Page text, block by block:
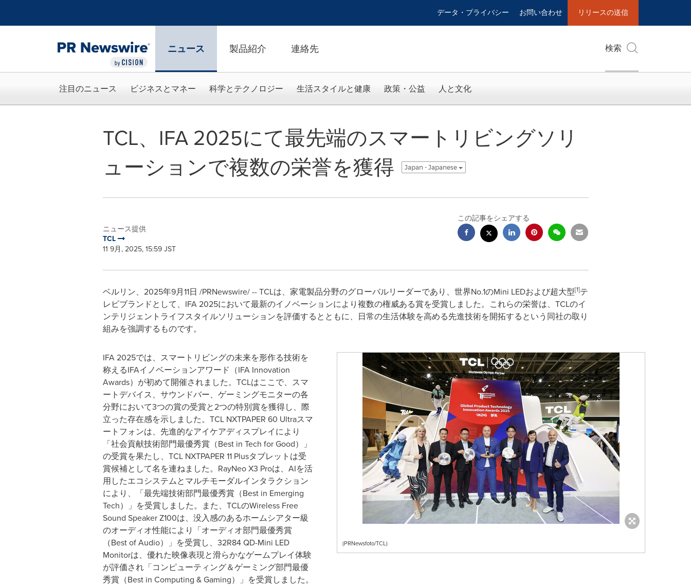
データ・プライバシー お問い合わせ リリースの送信
ニュース 製品紹介 連絡先 検索
注目のニュース ビジネスとマネー 科学とテクノロジー 生活スタイルと健康 政策・公益 人と文化
TCL、IFA 2025にて最先端のスマートリビングソリ
ューションで複数の栄誉を獲得
Japan - Japanese
ニュース提供
TCL
11 9月, 2025, 15:59 JST
この記事をシェアする
ベルリン、2025年9月11日 /PRNewswire/ -- TCLは、家電製品分野のグローバルリーダーであり、世界No.1のMini LEDおよび超大型[1]テ
レビブランドとして、IFA 2025において最新のイノベーションにより複数の権威ある賞を受賞しました。これらの栄誉は、TCLのイ
ンテリジェントライフスタイルソリューションを評価するとともに、日常の生活体験を高める先進技術を開拓するという同社の取り
組みを強調するものです。
(PRNewsfoto/TCL)
IFA 2025では、スマートリビングの未来を形作る技術を
称えるIFAイノベーションアワード（IFA Innovation
Awards）が初めて開催されました。TCLはここで、スマ
ートデバイス、サウンドバー、ゲーミングモニターの各
分野において3つの賞の受賞と2つの特別賞を獲得し、際
立った存在感を示しました。TCL NXTPAPER 60 Ultraスマ
ートフォンは、先進的なアイケアディスプレイにより
「社会貢献技術部門最優秀賞（Best in Tech for Good）」
の受賞を果たし、TCL NXTPAPER 11 Plusタブレットは受
賞候補として名を連ねました。RayNeo X3 Proは、AIを活
用したエコシステムとマルチモーダルインタラクション
により、「最先端技術部門最優秀賞（Best in Emerging
Tech）」を受賞しました。また、TCLのWireless Free
Sound Speaker Z100は、没入感のあるホームシアター級
のオーディオ性能により「オーディオ部門最優秀賞
（Best of Audio）」を受賞し、32R84 QD-Mini LED
Monitorは、優れた映像表現と滑らかなゲームプレイ体験
が評価され「コンピューティング＆ゲーミング部門最優
秀賞（Best in Computing & Gaming）」を受賞しました。